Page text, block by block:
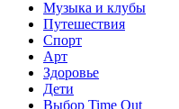
Музыка и клубы
Путешествия
Спорт
Арт
Здоровье
Дети
Выбор Time Out